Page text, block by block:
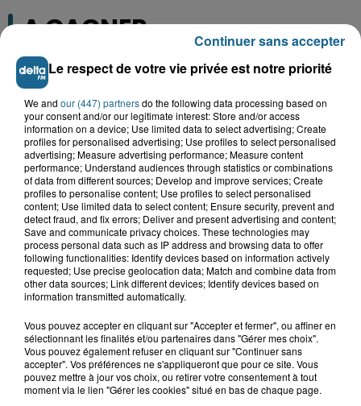
A GAGNER
Grand jeu de l'été : les cabines de plages
Gagnez vos entrées pour Dennlys
Parc
Gagnez vos entrées pour le parc
Bagatelle
Le respect de votre vie privée est notre priorité
We and our (447) partnersdo the following data processing based on
your consent and/or our legitimate interest: Store and/or access
information on a device; Use limited data to select advertising; Create
profiles for personalised advertising; Use profiles to select personalised
advertising; Measure advertising performance; Measure content
performance; Understand audiences through statistics or combinations
of data from different sources; Develop and improve services; Create
profiles to personalise content; Use profiles to select personalised
content; Use limited data to select content; Ensure security, prevent and
detect fraud, and fix errors; Deliver and present advertising and content;
Save and communicate privacy choices. These technologies may
process personal data such as IP address and browsing data to offer
following functionalities: Identify devices based on information actively
requested; Use precise geolocation data; Match and combine data from
other data sources; Link different devices; Identify devices based on
information transmitted automatically.
Vous pouvez accepter en cliquant sur "Accepter et fermer", ou affiner en
sélectionnant les finalités et/ou partenaires dans "Gérer mes choix".
Vous pouvez également refuser en cliquant sur "Continuer sans
accepter". Vos préférences ne s'appliqueront que pour ce site. Vous
pouvez mettre à jour vos choix, ou retirer votre consentement à tout
moment via le lien "Gérer les cookies" situé en bas de chaque page.
Continuer sans accepter